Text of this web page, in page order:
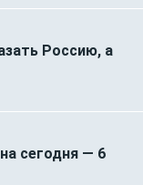
Россию, а
сегодня — 6